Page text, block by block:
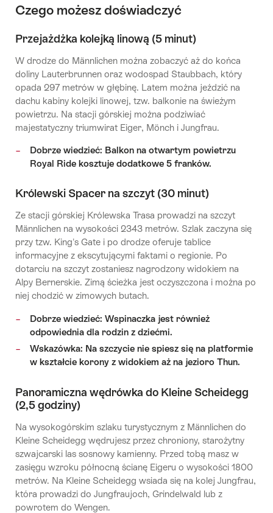
Czego możesz doświadczyć
Przejażdżka kolejką linową (5 minut)
W drodze do Männlichen można zobaczyć aż do końca
doliny Lauterbrunnen oraz wodospad Staubbach, który
opada 297 metrów w głębinę. Latem można jeździć na
dachu kabiny kolejki linowej, tzw. balkonie na świeżym
powietrzu. Na stacji górskiej można podziwiać
majestatyczny triumwirat Eiger, Mönch i Jungfrau.
Dobrze wiedzieć: Balkon na otwartym powietrzu
Royal Ride kosztuje dodatkowe 5 franków.
Królewski Spacer na szczyt (30 minut)
Ze stacji górskiej Królewska Trasa prowadzi na szczyt
Männlichen na wysokości 2343 metrów. Szlak zaczyna się
przy tzw. King's Gate i po drodze oferuje tablice
informacyjne z ekscytującymi faktami o regionie. Po
dotarciu na szczyt zostaniesz nagrodzony widokiem na
Alpy Bernerskie. Zimą ścieżka jest oczyszczona i można po
niej chodzić w zimowych butach.
Dobrze wiedzieć: Wspinaczka jest również
odpowiednia dla rodzin z dziećmi.
Wskazówka: Na szczycie nie spiesz się na platformie
w kształcie korony z widokiem aż na jezioro Thun.
Panoramiczna wędrówka do Kleine Scheidegg
(2,5 godziny)
Na wysokogórskim szlaku turystycznym z Männlichen do
Kleine Scheidegg wędrujesz przez chroniony, starożytny
szwajcarski las sosnowy kamienny. Przed tobą masz w
zasięgu wzroku północną ścianę Eigeru o wysokości 1800
metrów. Na Kleine Scheidegg wsiada się na kolej Jungfrau,
która prowadzi do Jungfraujoch, Grindelwald lub z
powrotem do Wengen.